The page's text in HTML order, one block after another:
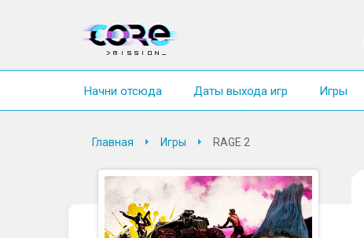
Начни отсюда Даты выхода игр Игры
Главная Игры RAGE 2